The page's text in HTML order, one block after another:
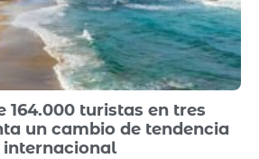
164.000 turistas en tres
un cambio de tendencia
internacional